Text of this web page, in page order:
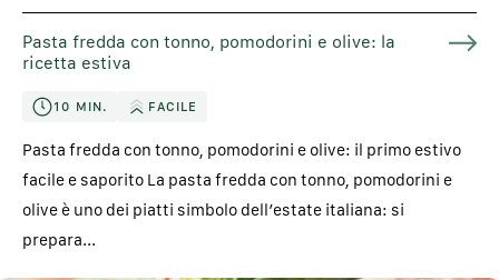
Pasta fredda con tonno, pomodorini e olive: la
ricetta estiva
10 MIN. FACILE
Pasta fredda con tonno, pomodorini e olive: il primo estivo
facile e saporito La pasta fredda con tonno, pomodorini e
olive è uno dei piatti simbolo dell’estate italiana: si
prepara...